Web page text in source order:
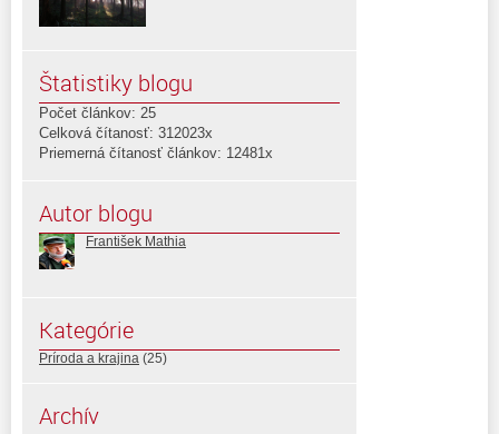
Štatistiky blogu
Počet článkov: 25
Celková čítanosť: 312023x
Priemerná čítanosť článkov: 12481x
Autor blogu
František Mathia
Kategórie
Príroda a krajina (25)
Archív